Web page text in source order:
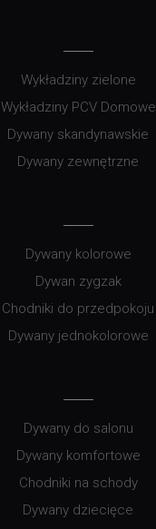
Wykładziny zielone
Wykładziny PCV Domowe
Dywany skandynawskie
Dywany zewnętrzne
Dywany kolorowe
Dywan zygzak
Chodniki do przedpokoju
Dywany jednokolorowe
Dywany do salonu
Dywany komfortowe
Chodniki na schody
Dywany dziecięce